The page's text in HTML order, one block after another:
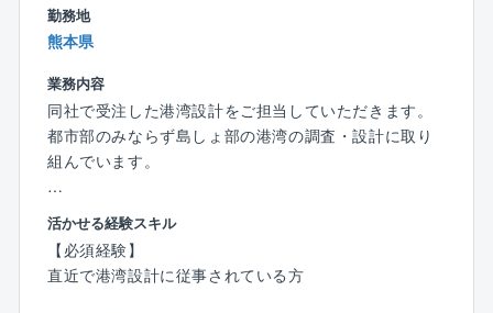
【同社の魅力】
◎整ったワークライフバランス
同社では繁忙期でも30～40h程度で月平均残業時間は2
0hと非常に働きやすい環境です。
営業部門との連携がしっかりと取れているため、過度
な受注を避けることができております。
また、初任地からの転勤もございません。腰を据えて
ご活躍可能です。
勤務地
熊本県
業務内容
同社で受注した港湾設計をご担当していただきます。
都市部のみならず島しょ部の港湾の調査・設計に取り
組んでいます。
【業務詳細】
■港湾の長期的な開発および利用及び保全に関する指針
となる基本計画の立案
■港湾計画、岸壁及び防波堤の新設設計、改良・補修設
活かせる経験スキル
【必須経験】
直近で港湾設計に従事されている方